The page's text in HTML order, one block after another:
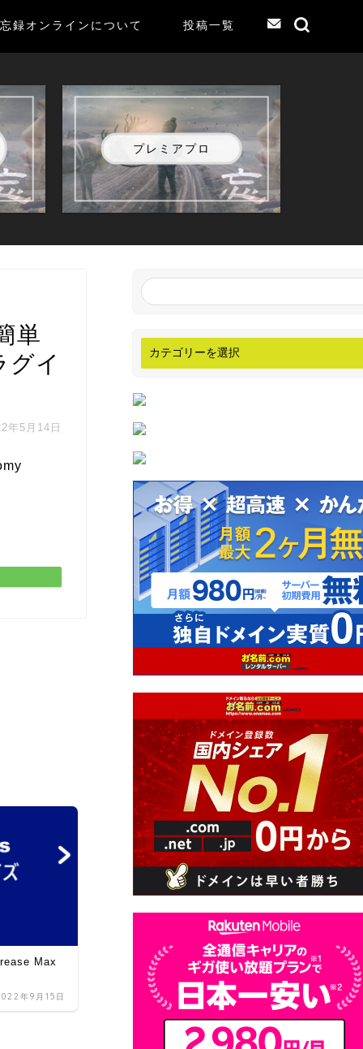
録オンラインについて 投稿一覧
プレミアプロ
単
グイ
年5月14日
Max
年9月15日
ワードプレスプラグイン
【WordPress】ワードプレスでURL一覧を
CSVで出力【プラグイン】
2022年5月14日